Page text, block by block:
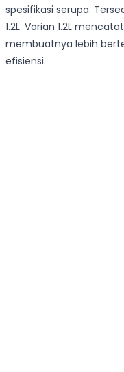
spesifikasi serupa.
1.2L. Varian 1.2L
membuatnya lebih
efisiensi.